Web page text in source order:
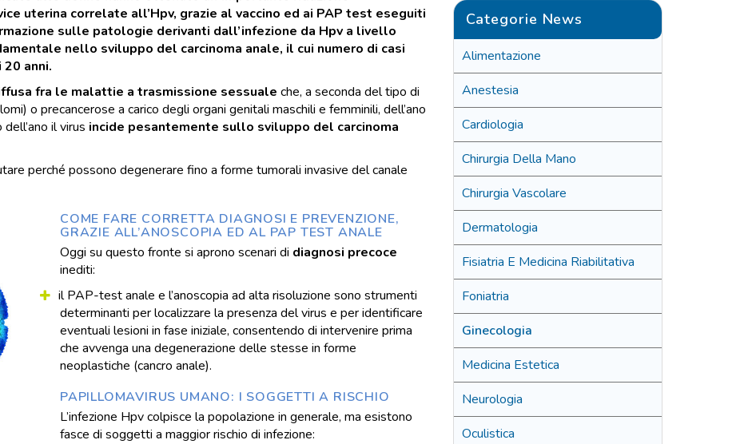
uterina correlate all’Hpv, grazie al vaccino ed ai PAP test eseguiti
sulle patologie derivanti dall’infezione da Hpv a livello
nello sviluppo del carcinoma anale, il cui numero di casi
anni.
fra le malattie a trasmissione sessuale che, a seconda del tipo di
o precancerose a carico degli organi genitali maschili e femminili, dell’ano
il virus incide pesantemente sullo sviluppo del carcinoma
perché possono degenerare fino a forme tumorali invasive del canale
COME FARE CORRETTA DIAGNOSI E PREVENZIONE,
GRAZIE ALL’ANOSCOPIA ED AL PAP TEST ANALE
Oggi su questo fronte si aprono scenari di diagnosi precoce
inediti:
il PAP-test anale e l’anoscopia ad alta risoluzione sono strumenti
determinanti per localizzare la presenza del virus e per identificare
eventuali lesioni in fase iniziale, consentendo di intervenire prima
che avvenga una degenerazione delle stesse in forme
neoplastiche (cancro anale).
PAPILLOMAVIRUS UMANO: I SOGGETTI A RISCHIO
L’infezione Hpv colpisce la popolazione in generale, ma esistono
fasce di soggetti a maggior rischio di infezione:
Categorie News
Alimentazione
Anestesia
Cardiologia
Chirurgia Della Mano
Chirurgia Vascolare
Dermatologia
Fisiatria E Medicina Riabilitativa
Foniatria
Ginecologia
Medicina Estetica
Neurologia
Oculistica